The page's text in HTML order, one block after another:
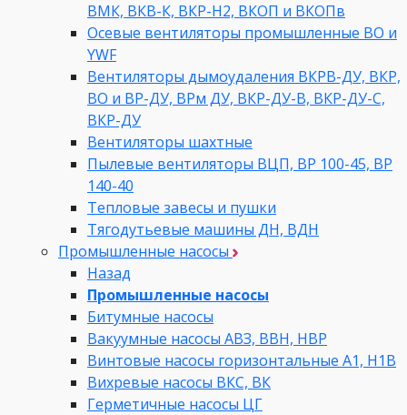
ВМК, ВКВ-К, ВКР-Н2, ВКОП и ВКОПв
Осевые вентиляторы промышленные ВО и
YWF
Вентиляторы дымоудаления ВКРВ-ДУ, ВКР,
ВО и ВР-ДУ, ВРм ДУ, ВКР-ДУ-В, ВКР-ДУ-С,
ВКР-ДУ
Вентиляторы шахтные
Пылевые вентиляторы ВЦП, ВР 100-45, ВР
140-40
Тепловые завесы и пушки
Тягодутьевые машины ДН, ВДН
Промышленные насосы
Назад
Промышленные насосы
Битумные насосы
Вакуумные насосы АВЗ, ВВН, НВР
Винтовые насосы горизонтальные А1, Н1В
Вихревые насосы ВКС, ВК
Герметичные насосы ЦГ